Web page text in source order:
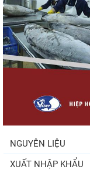
NGUYÊN LIỆU
XUẤT NHẬP KHẨU